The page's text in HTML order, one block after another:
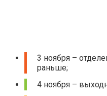
3 ноября –
раньше;
4 ноября –